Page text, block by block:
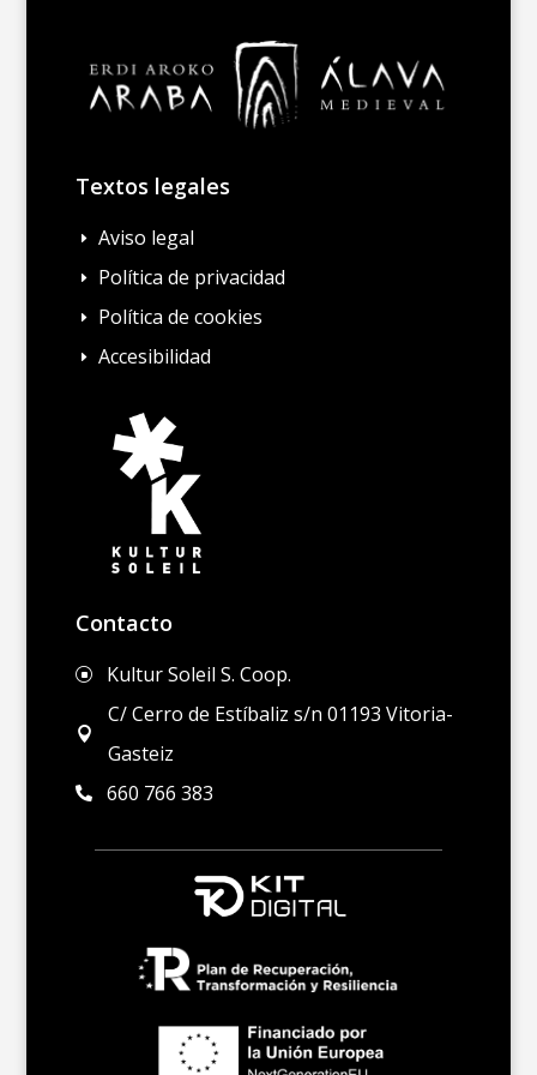
Textos legales
E Aviso legal
E Política de privacidad
E Política de cookies
E Accesibilidad
Contacto
] Kultur Soleil S. Coop.

C/ Cerro de Estíbaliz s/n 01193 Vitoria-
Gasteiz
 660 766 383